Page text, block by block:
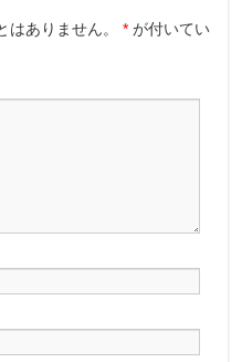
はありません。 * が付いてい